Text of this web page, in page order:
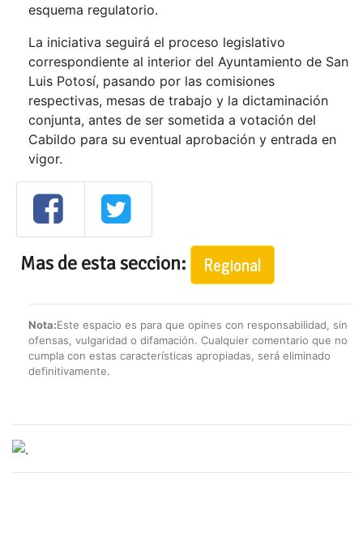
esquema regulatorio.
La iniciativa seguirá el proceso legislativo
correspondiente al interior del Ayuntamiento de San
Luis Potosí, pasando por las comisiones
respectivas, mesas de trabajo y la dictaminación
conjunta, antes de ser sometida a votación del
Cabildo para su eventual aprobación y entrada en
vigor.
Mas de esta seccion: Regional
Nota:Este espacio es para que opines con responsabilidad, sin
ofensas, vulgaridad o difamación. Cualquier comentario que no
cumpla con estas características apropiadas, será eliminado
definitivamente.